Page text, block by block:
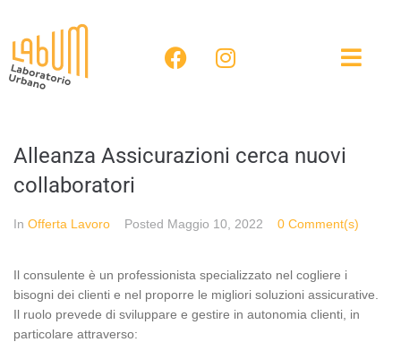
Alleanza Assicurazioni cerca nuovi
collaboratori
In Offerta Lavoro Posted Maggio 10, 2022 0 Comment(s)
Il consulente è un professionista specializzato nel cogliere i
bisogni dei clienti e nel proporre le migliori soluzioni assicurative.
Il ruolo prevede di sviluppare e gestire in autonomia clienti, in
particolare attraverso: